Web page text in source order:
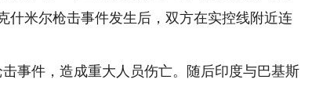
什米尔枪击事件发生后，双方在实控线附近连
件，造成重大人员伤亡。随后印度与巴基斯